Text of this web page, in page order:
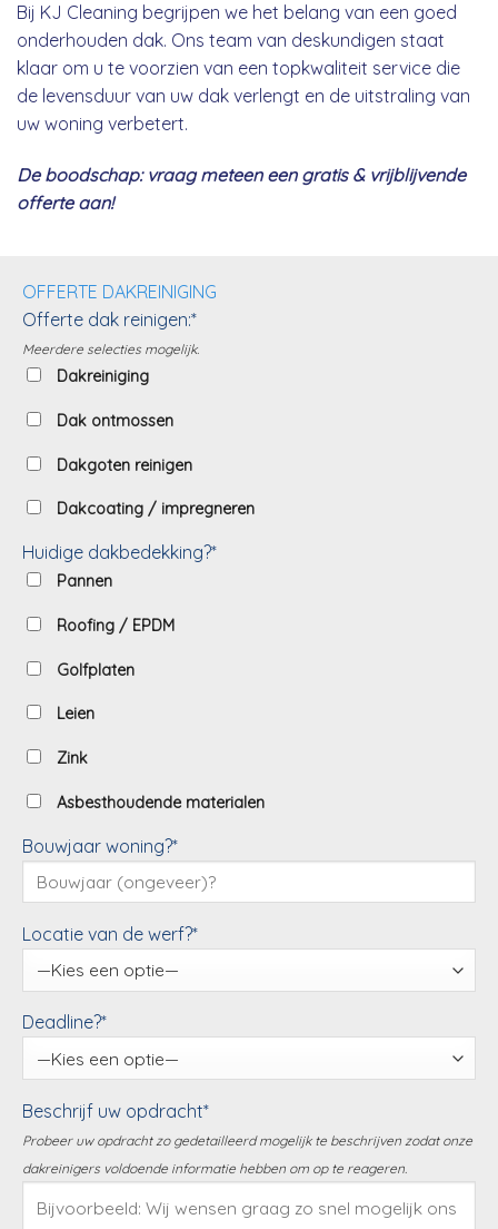
Bij KJ Cleaning begrijpen we het belang van een goed
onderhouden dak. Ons team van deskundigen staat
klaar om u te voorzien van een topkwaliteit service die
de levensduur van uw dak verlengt en de uitstraling van
uw woning verbetert.
De boodschap: vraag meteen een gratis & vrijblijvende
offerte aan!
OFFERTE DAKREINIGING
Offerte dak reinigen:*
Meerdere selecties mogelijk.
Dakreiniging
Dak ontmossen
Dakgoten reinigen
Dakcoating / impregneren
Huidige dakbedekking?*
Pannen
Roofing / EPDM
Golfplaten
Leien
Zink
Asbesthoudende materialen
Bouwjaar woning?*
Locatie van de werf?*
Deadline?*
Beschrijf uw opdracht*
Probeer uw opdracht zo gedetailleerd mogelijk te beschrijven zodat onze
dakreinigers voldoende informatie hebben om op te reageren.